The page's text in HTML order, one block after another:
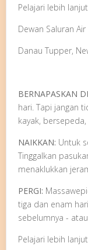
Pelajari lebih
Dewan Saluran Air
Danau Tupper,
BERNAPASKAN
hari. Tapi jangan
kayak,
NAIKKAN: Untuk
Tinggalkan
menaklukkan
PERGI:
tiga dan enam
sebelumnya -
Pelajari lebih